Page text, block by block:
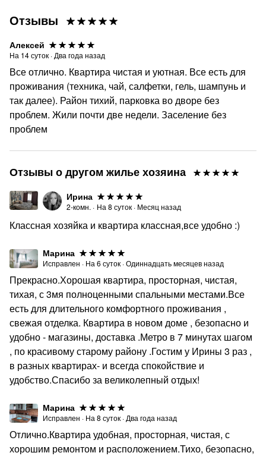
Отзывы
Алексей
На 14суток · Два года назад
Все отлично. Квартира чистая и уютная. Все есть для
проживания (техника, чай, салфетки, гель, шампунь и
так далее). Район тихий, парковка во дворе без
проблем. Жили почти две недели. Заселение без
проблем
Отзывы о другом жилье хозяина
Ирина
2-комн. · На 8 суток · Месяц назад
Классная хозяйка и квартира классная,все удобно :)
Марина
Исправлен · На 6 суток ·Одиннадцать месяцев назад
Прекрасно.Хорошая квартира, просторная, чистая,
тихая, с 3мя полноценными спальными местами.Все
есть для длительного комфортного проживания ,
свежая отделка. Квартира в новом доме , безопасно и
удобно - магазины, доставка .Метро в 7 минутах шагом
, по красивому старому району .Гостим у Ирины 3 раз ,
в разных квартирах- и всегда спокойствие и
удобство.Спасибо за великолепный отдых!
Марина
Исправлен · На 8 суток · Два года назад
Отлично.Квартира удобная, просторная, чистая, с
хорошим ремонтом и расположением.Тихо, безопасно,